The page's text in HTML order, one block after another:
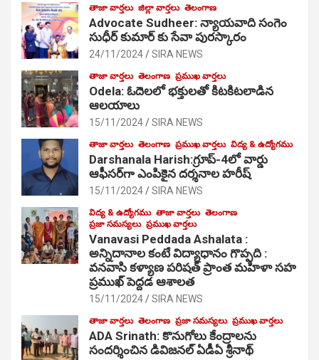
తాజా వార్తలు జిల్లా వార్తలు తెలంగాణ
Advocate Sudheer: న్యాయవాది సంగెం
సుధీర్ కుమార్ కు సేవా పురస్కారం
24/11/2024 SIRA NEWS
తాజా వార్తలు తెలంగాణ ప్రముఖ వార్తలు
Odela: ఓదెల‌లో భక్తులతో కిటకిటలాడిన
ఆల‌యాలు
15/11/2024 SIRA NEWS
తాజా వార్తలు తెలంగాణ ప్రముఖ వార్తలు విద్య & ఉద్యోగము
Darshanala Harish:గ్రూప్-4లో వార్డు
ఆఫీసర్‌గా ఎంపికైన దర్శనాల హరీష్
15/11/2024 SIRA NEWS
విద్య & ఉద్యోగము తాజా వార్తలు తెలంగాణ
ప్రజా సమస్యలు ప్రముఖ వార్తలు
Vanavasi Peddada Ashalata :
అన్నిదానాల కంటే విద్యాధానం గొప్పది :
వనవాసి కళ్యాణ పరిషత్ ప్రాంత మహిళా సహ
ప్రముఖ్ పెద్దడ ఆశాలత
15/11/2024 SIRA NEWS
తాజా వార్తలు తెలంగాణ ప్రజా సమస్యలు ప్రముఖ వార్తలు
ADA Srinath: కొనుగోలు కేంద్రాల‌ను
సంద‌ర్శించిన డివిజనల్ ఏడీఏ శ్రీనాథ్